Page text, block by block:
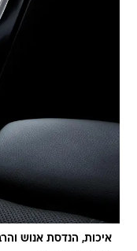
איכות, הנדסת אנוש